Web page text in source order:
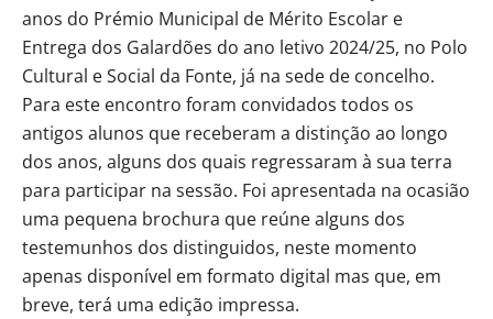
anos do Prémio Municipal de Mérito Escolar e
Entrega dos Galardões do ano letivo 2024/25, no Polo
Cultural e Social da Fonte, já na sede de concelho.
Para este encontro foram convidados todos os
antigos alunos que receberam a distinção ao longo
dos anos, alguns dos quais regressaram à sua terra
para participar na sessão. Foi apresentada na ocasião
uma pequena brochura que reúne alguns dos
testemunhos dos distinguidos, neste momento
apenas disponível em formato digital mas que, em
breve, terá uma edição impressa.